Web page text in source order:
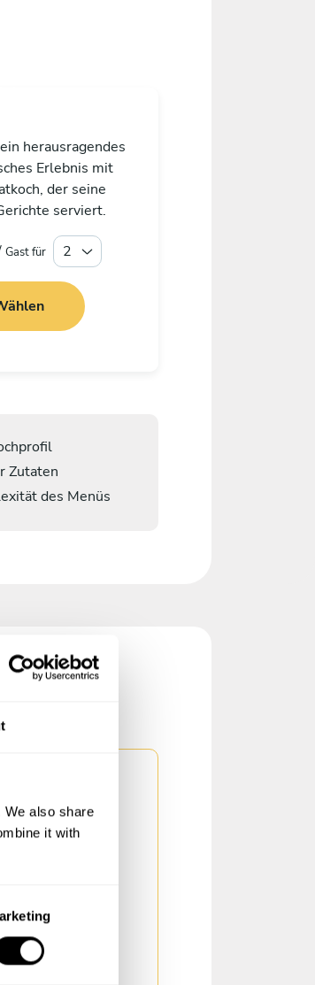
We also share
it with
herausragendes
Erlebnis mit
der seine
serviert.
Gast für
Zutaten
des Menüs